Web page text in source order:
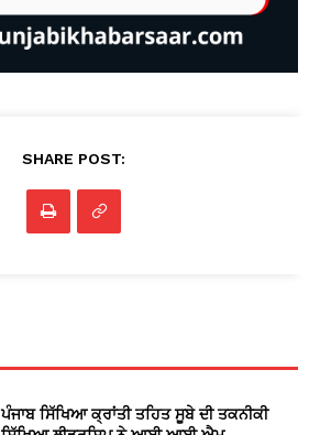
SHARE POST:
ਪੰਜਾਬ ਸਿੱਖਿਆ ਕ੍ਰਾਂਤੀ ਤਹਿਤ ਸੂਬੇ ਦੀ ਤਕਨੀਕੀ